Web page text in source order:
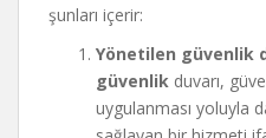
şunları içerir:
Yönetilen güvenlik
güvenlik duvarı,
uygulanması yoluyla